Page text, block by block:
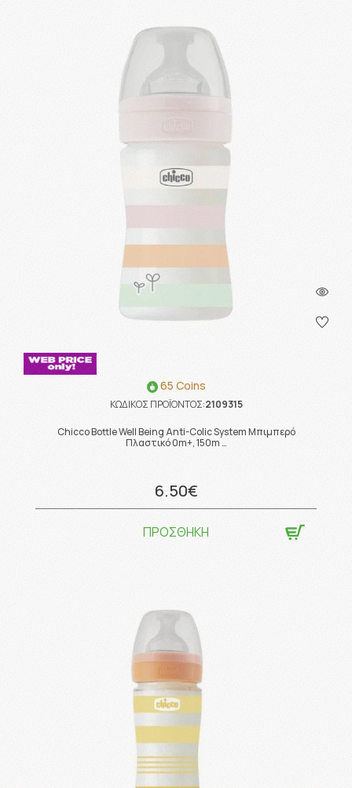
65 Coins
ΚΩΔΙΚΟΣ ΠΡΟΪΟΝΤΟΣ:2109315
Chicco Bottle Well Being Anti-Colic System Μπιμπερό
Πλαστικό 0m+, 150m …
6.50€
ΠΡΟΣΘΗΚΗ